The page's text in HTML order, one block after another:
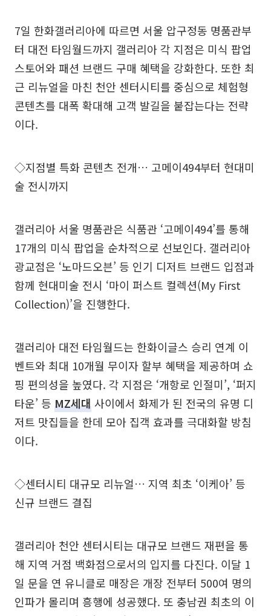
7일 한화갤러리아에 따르면 서울 압구정동 명품관부
터 대전 타임월드까지 갤러리아 각 지점은 미식 팝업
스토어와 패션 브랜드 구매 혜택을 강화한다. 또한 최
근 리뉴얼을 마친 천안 센터시티를 중심으로 체험형
콘텐츠를 대폭 확대해 고객 발길을 붙잡는다는 전략
이다.
◇지점별 특화 콘텐츠 전개… 고메이494부터 현대미
술 전시까지
갤러리아 서울 명품관은 식품관 ‘고메이494’를 통해
17개의 미식 팝업을 순차적으로 선보인다. 갤러리아
광교점은 ‘노마드오븐’ 등 인기 디저트 브랜드 입점과
함께 현대미술 전시 ‘마이 퍼스트 컬렉션(My First
Collection)’을 진행한다.
갤러리아 대전 타임월드는 한화이글스 승리 연계 이
벤트와 최대 10개월 무이자 할부 혜택을 제공하며 쇼
핑 편의성을 높였다. 각 지점은 ‘개항로 인절미’, ‘퍼지
타운’ 등 MZ세대사이에서 화제가 된 전국의 유명 디
저트 맛집들을 한데 모아 집객 효과를 극대화할 방침
이다.
◇센터시티 대규모 리뉴얼… 지역 최초 ‘이케아’ 등
신규 브랜드 결집
갤러리아 천안 센터시티는 대규모 브랜드 재편을 통
해 지역 거점 백화점으로서의 입지를 다진다. 이달 1
일 문을 연 유니클로 매장은 개장 전부터 500여 명의
인파가 몰리며 흥행에 성공했다. 또 충남권 최초의 이